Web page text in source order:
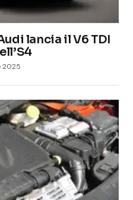
lancia il V6 TDI
2025